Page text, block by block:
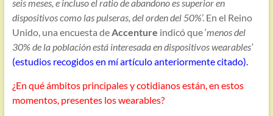
seis meses, e incluso el ratio de abandono es superior en
dispositivos como las pulseras, del orden del 50%’. En el Reino
Unido, una encuesta deAccenture indicó que ‘menos del
30% de la población está interesada en dispositivos wearables’
(estudios recogidos en mí artículo anteriormente citado).
¿En qué ámbitos principales y cotidianos están, en estos
momentos, presentes los wearables?